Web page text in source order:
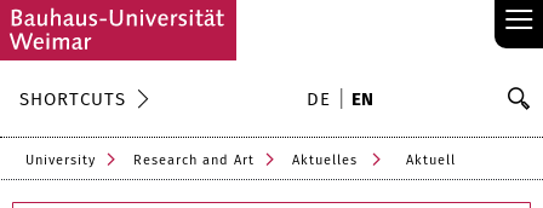
≡
SHORTCUTS DE EN
University Research and Art Aktuelles Aktuell